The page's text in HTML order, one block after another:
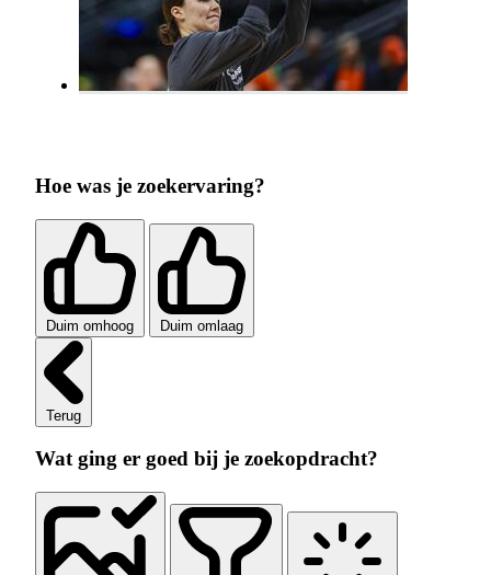
Hoe was je zoekervaring?
Duim omhoog Duim omlaag
Terug
Wat ging er goed bij je zoekopdracht?